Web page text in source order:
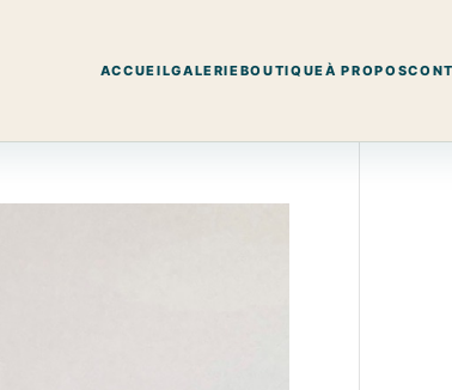
ACCUEILGALERIEBOUTIQUEÀ PROPOS